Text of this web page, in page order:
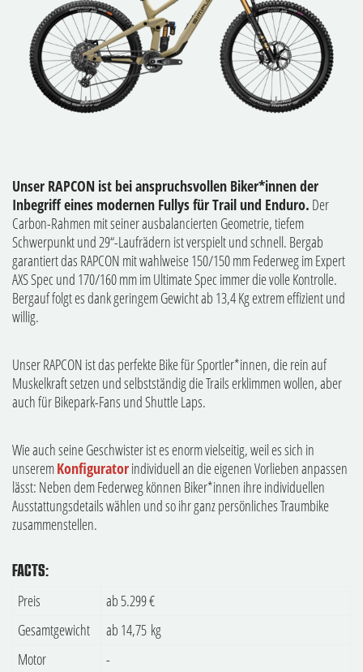
Unser RAPCON ist bei anspruchsvollen Biker*innen der
Inbegriff eines modernen Fullys für Trail und Enduro. Der
Carbon-Rahmen mit seiner ausbalancierten Geometrie, tiefem
Schwerpunkt und 29“-Laufrädern ist verspielt und schnell. Bergab
garantiert das RAPCON mit wahlweise 150/150 mm Federweg im Expert
AXS Spec und 170/160 mm im Ultimate Spec immer die volle Kontrolle.
Bergauf folgt es dank geringem Gewicht ab 13,4 Kg extrem effizient und
willig.
Unser RAPCON ist das perfekte Bike für Sportler*innen, die rein auf
Muskelkraft setzen und selbstständig die Trails erklimmen wollen, aber
auch für Bikepark-Fans und Shuttle Laps.
Wie auch seine Geschwister ist es enorm vielseitig, weil es sich in
unseremKonfiguratorindividuell an die eigenen Vorlieben anpassen
lässt: Neben dem Federweg können Biker*innen ihre individuellen
Ausstattungsdetails wählen und so ihr ganz persönliches Traumbike
zusammenstellen.
FACTS:
Preis
ab 5.299 €
Gesamtgewicht
ab 14,75 kg
Motor
-